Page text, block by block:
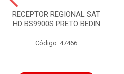
RECEPTOR REGIONAL SAT
HD BS9900S PRETO BEDIN
Código: 47466